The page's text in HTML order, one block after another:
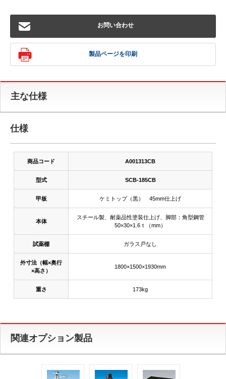
お問い合わせ
製品ページを印刷
主な仕様
仕様
商品コード A001313CB
型式 SCB-185CB
甲板 ケミトップ（黒） 45mm仕上げ
本体
スチール製、耐薬品性塗装仕上げ、脚部：角型鋼管
50×30×1.6ｔ（mm）
試薬棚 ガラス戸なし
外寸法（幅×奥行
×高さ）
1800×1500×1930mm
重さ 173kg
関連オプション製品